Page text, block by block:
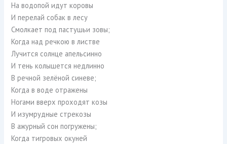
На водопой идут коровы
И перелай собак в лесу
Смолкает под пастушьи зовы;
Когда над речкою в листве
Лучится солнце апельсинно
И тень колышется недлинно
В речной зелёной синеве;
Когда в воде отражены
Ногами вверх проходят козы
И изумрудные стрекозы
В ажурный сон погружены;
Когда тигровых окуней